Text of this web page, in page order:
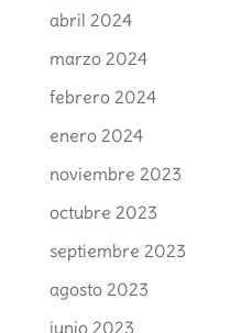
abril 2024
marzo 2024
febrero 2024
enero 2024
noviembre 2023
octubre 2023
septiembre 2023
agosto 2023
junio 2023